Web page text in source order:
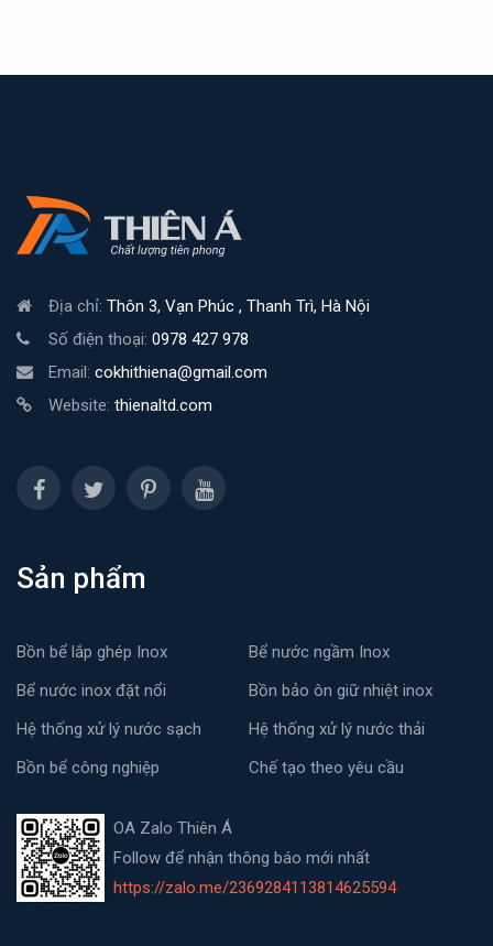
Địa chỉ: Thôn 3, Vạn Phúc , Thanh Trì, Hà Nội
Số điện thoại: 0978 427 978
Email: cokhithiena@gmail.com
Website: thienaltd.com
Sản phẩm
Bồn bể lắp ghép Inox
Bể nước ngầm Inox
Bể nước inox đặt nổi
Bồn bảo ôn giữ nhiệt inox
Hệ thống xử lý nước sạch
Hệ thống xử lý nước thải
Bồn bể công nghiệp
Chế tạo theo yêu cầu
OA Zalo Thiên Á
Follow để nhận thông báo mới nhất
https://zalo.me/2369284113814625594